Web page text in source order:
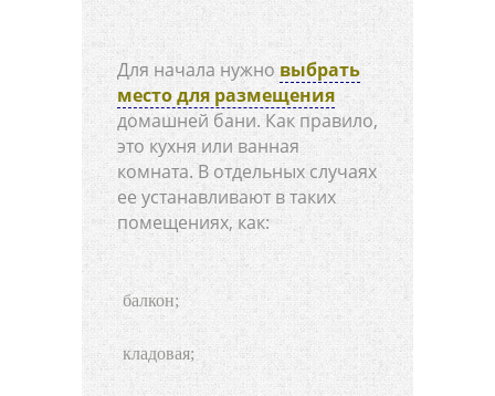
Для начала нужно выбрать
место для размещения
домашней бани. Как правило,
это кухня или ванная
комната. В отдельных случаях
ее устанавливают в таких
помещениях, как:
балкон;
кладовая;